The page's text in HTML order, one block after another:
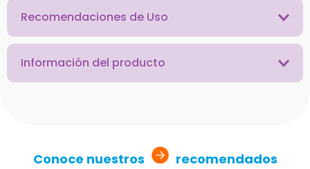
Recomendaciones de Uso
Información del producto
Conoce nuestros recomendados